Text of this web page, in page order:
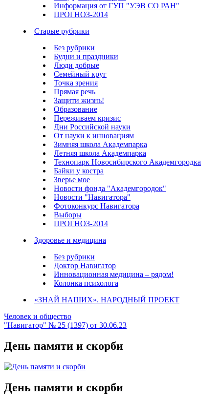
Информация от ГУП "УЭВ СО РАН"
ПРОГНОЗ-2014
Старые рубрики
Без рубрики
Будни и праздники
Люди добрые
Семейный круг
Точка зрения
Прямая речь
Защити жизнь!
Образование
Переживаем кризис
Дни Российской науки
От науки к инновациям
Зимняя школа Академпарка
Летняя школа Академпарка
Технопарк Новосибирского Академгородка
Байки у костра
Зверье мое
Новости фонда "Академгородок"
Новости "Навигатора"
Фотоконкурс Навигатора
Выборы
ПРОГНОЗ-2014
Здоровье и медицина
Без рубрики
Доктор Навигатор
Инновационная медицина – рядом!
Колонка психолога
«ЗНАЙ НАШИХ». НАРОДНЫЙ ПРОЕКТ
Человек и общество
"Навигатор" № 25 (1397) от 30.06.23
День памяти и скорби
День памяти и скорби